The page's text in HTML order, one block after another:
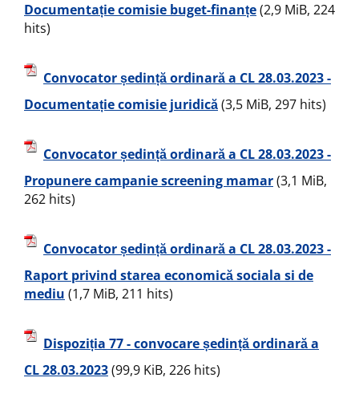
Documentație comisie buget-finanțe(2,9 MiB, 224
hits)
Convocator ședință ordinară a CL 28.03.2023 -
Documentație comisie juridică(3,5 MiB, 297 hits)
Convocator ședință ordinară a CL 28.03.2023 -
Propunere campanie screening mamar(3,1 MiB,
262 hits)
Convocator ședință ordinară a CL 28.03.2023 -
Raport privind starea economică sociala si de
mediu (1,7 MiB, 211 hits)
Dispoziția 77 - convocare ședință ordinară a
CL 28.03.2023(99,9 KiB, 226 hits)